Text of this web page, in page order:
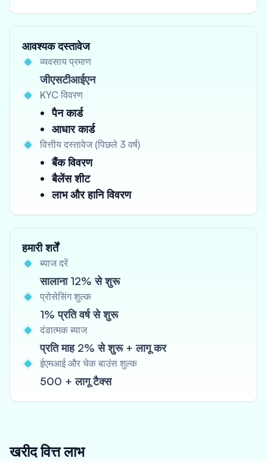
आवश्यक दस्तावेज
व्यवसाय प्रमाण
जीएसटीआईएन
KYC विवरण
पैन कार्ड
आधार कार्ड
वित्तीय दस्तावेज (पिछले 3 वर्ष)
बैंक विवरण
बैलेंस शीट
लाभ और हानि विवरण
हमारी शर्तें
ब्याज दरें
सालाना 12% से शुरू
प्रोसेसिंग शुल्क
1% प्रति वर्ष से शुरू
दंडात्मक ब्याज
प्रति माह 2% से शुरू + लागू कर
ईएमआई और चेक बाउंस शुल्क
500 + लागू टैक्स
खरीद वित्तलाभ